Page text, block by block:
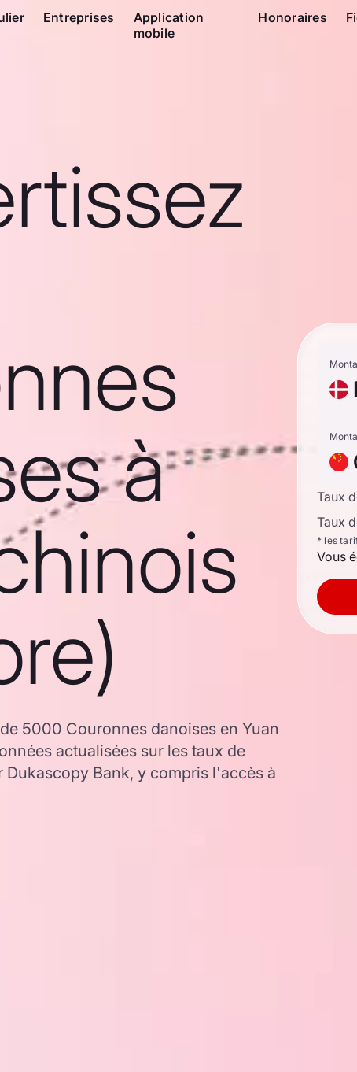
Entreprises
Application
mobile
Honoraires
à
5000 Couronnes danoises en Yuan
actualisées sur les taux de
Bank, y compris l'accès à
Taux
Taux
* les
Vous